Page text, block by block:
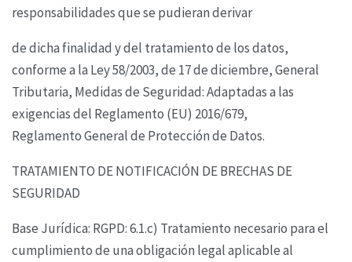
responsabilidades que se pudieran derivar
de dicha finalidad y del tratamiento de los datos,
conforme a la Ley 58/2003, de 17 de diciembre,General
Tributaria, Medidas de Seguridad: Adaptadas a las
exigencias del Reglamento (EU) 2016/679,
ReglamentoGeneral de Protección de Datos.
TRATAMIENTO DE NOTIFICACIÓN DE BRECHAS DE
SEGURIDAD
Base Jurídica: RGPD: 6.1.c) Tratamiento necesario para el
cumplimiento de una obligación legalaplicable al